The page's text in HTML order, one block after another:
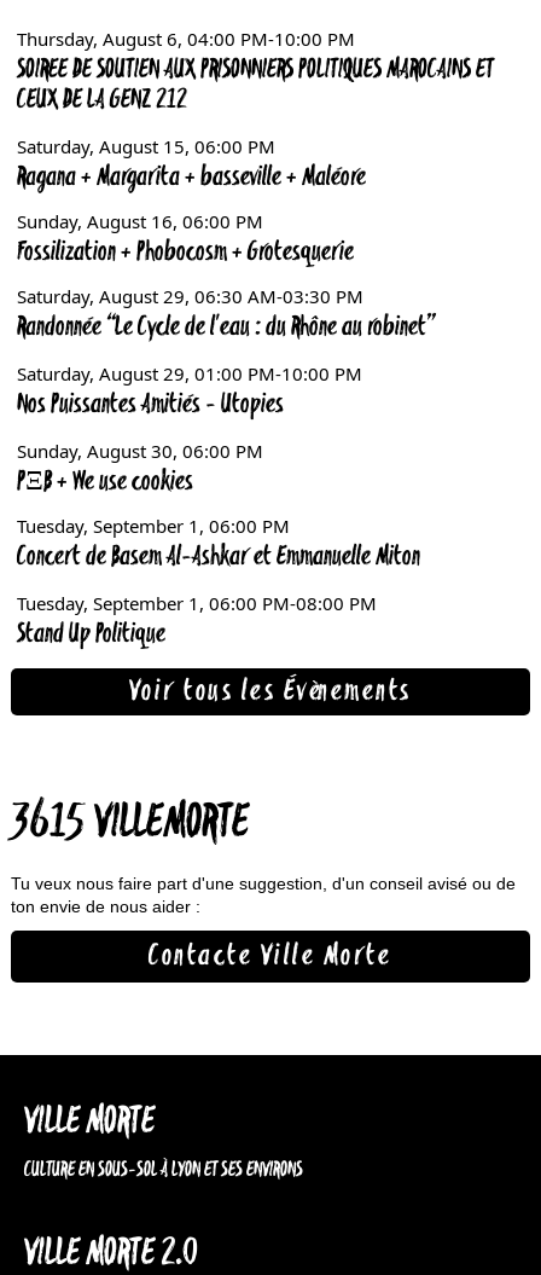
Voir tous les Évènements
3615 VILLEMORTE
Tu veux nous faire part d'une suggestion, d'un conseil avisé ou de
ton envie de nous aider :
Contacte Ville Morte
VILLE MORTE
CULTURE EN SOUS-SOL À LYON ET SES ENVIRONS
VILLE MORTE 2.0